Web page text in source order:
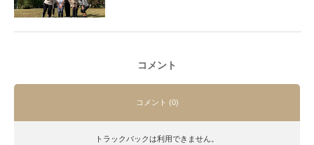
コメント
コメント (0)
トラックバックは利用できません。